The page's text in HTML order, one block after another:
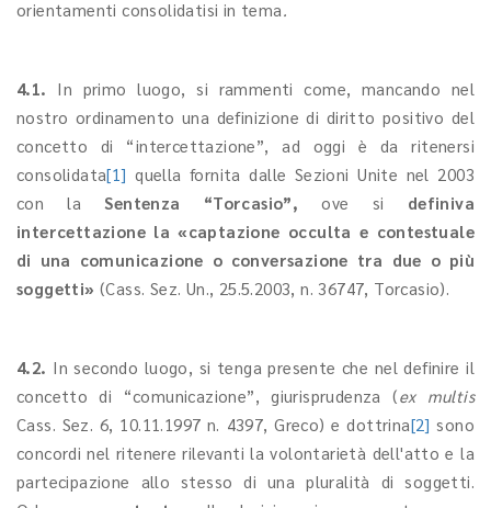
orientamenti consolidatisi in tema.
4.1. In primo luogo, si rammenti come, mancando nel
nostro ordinamento una definizione di diritto positivo del
concetto di “intercettazione”, ad oggi è da ritenersi
consolidata[1] quella fornita dalle Sezioni Unite nel 2003
con laSentenza “Torcasio”, ove si definiva
intercettazione la «captazione occulta e contestuale
di una comunicazione o conversazione tra due o più
soggetti» (Cass. Sez. Un., 25.5.2003, n. 36747, Torcasio).
4.2. In secondo luogo, si tenga presente che nel definire il
concetto di “comunicazione”, giurisprudenza (ex multis
Cass. Sez. 6, 10.11.1997 n. 4397, Greco) e dottrina[2] sono
concordi nel ritenere rilevanti la volontarietà dell'atto e la
partecipazione allo stesso di una pluralità di soggetti.